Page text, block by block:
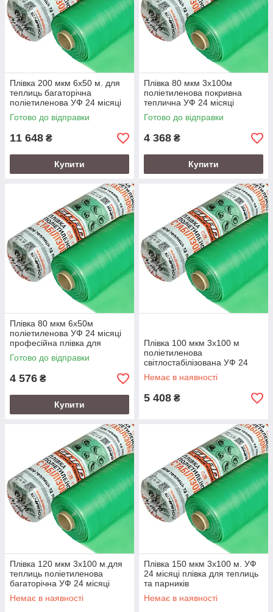
Плівка 200 мкм 6х50 м. для
теплиць багаторічна
поліетиленова УФ 24 місяці
Готово до відправки
11 648 ₴
Купити
Плівка 80 мкм 3х100м
поліетиленова покривна
теплична УФ 24 місяці
Готово до відправки
4 368 ₴
Купити
Плівка 80 мкм 6х50м
поліетиленова УФ 24 місяці
професійна плівка для
теплиць
Готово до відправки
4 576 ₴
Купити
Плівка 100 мкм 3х100 м
поліетиленова
світлостабілізована УФ 24
місяці
Немає в наявності
5 408 ₴
Плівка 120 мкм 3х100 м.для
теплиць поліетиленова
багаторічна УФ 24 місяці
Немає в наявності
Плівка 150 мкм 3х100 м. УФ
24 місяці плівка для теплиць
та парників
Немає в наявності